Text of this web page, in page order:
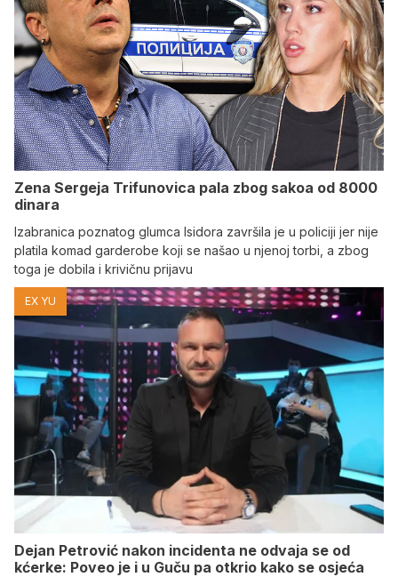
Zena Sergeja Trifunovica pala zbog sakoa od 8000
dinara
Izabranica poznatog glumca Isidora završila je u policiji jer nije
platila komad garderobe koji se našao u njenoj torbi, a zbog
toga je dobila i krivičnu prijavu
EX YU
Dejan Petrović nakon incidenta ne odvaja se od
kćerke: Poveo je i u Guču pa otkrio kako se osjeća